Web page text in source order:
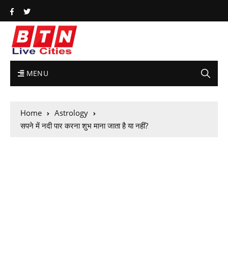
MENU
Home
Astrology
सपने में नदी पार करना शुभ माना जाता है या नहीं?